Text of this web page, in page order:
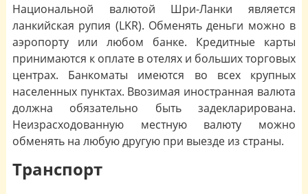
Национальной валютой Шри-Ланки является
ланкийская рупия (LKR). Обменять деньги можно в
аэропорту или любом банке. Кредитные карты
принимаются к оплате в отелях и больших торговых
центрах. Банкоматы имеются во всех крупных
населенных пунктах. Ввозимая иностранная валюта
должна обязательно быть задекларирована.
Неизрасходованную местную валюту можно
обменять на любую другую при выезде из страны.
Транспорт